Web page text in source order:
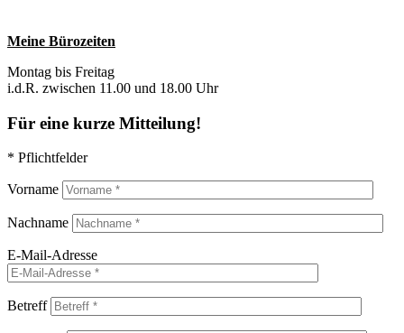
Meine Bürozeiten
Montag bis Freitag
i.d.R. zwischen 11.00 und 18.00 Uhr
Für eine kurze Mitteilung!
* Pflichtfelder
Vorname
Nachname
E-Mail-Adresse
Betreff